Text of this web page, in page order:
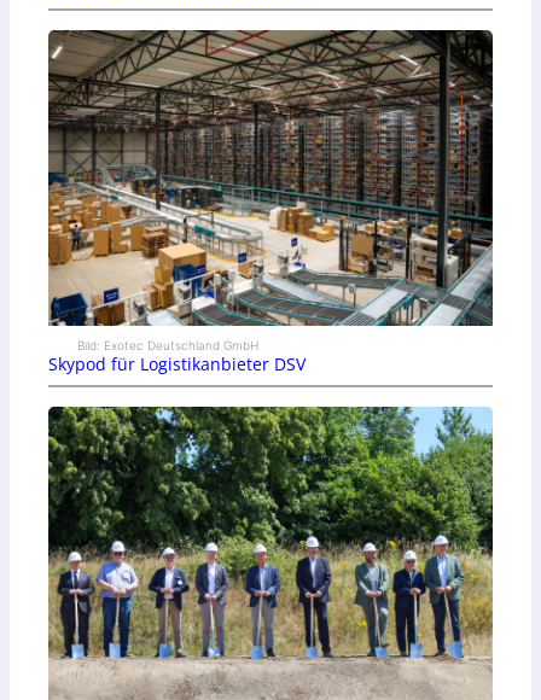
Bild: Exotec Deutschland GmbH
Skypod für Logistikanbieter DSV